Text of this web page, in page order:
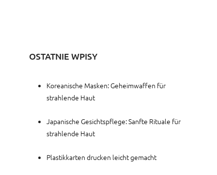
OSTATNIE WPISY
Koreanische Masken: Geheimwaffen für
strahlende Haut
Japanische Gesichtspflege: Sanfte Rituale für
strahlende Haut
Plastikkarten drucken leicht gemacht